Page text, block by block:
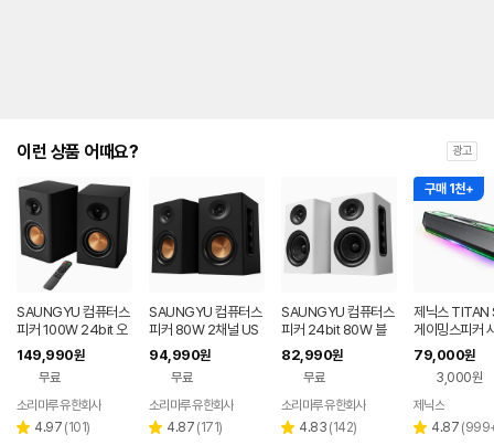
이런 상품 어때요? 광고
SAUNGYU 컴퓨터스
피커 100W 24bit 오
디오 2채널 PC 유선
블루투스 연결
149,990원
무료
소리마루 유한회사
별 4.97 리
(101)
SAUNGYU 컴퓨터스
피커 80W 2채널 US
B DAC 옵티컬 유선 연
결 블루투스 스피커
94,990원
무료
소리마루 유한회사
별 4.87 리
(171)
SAUNGYU 컴퓨터스
피커 24bit 80W 블
루투스 USB DAC AU
X 옵티컬 연결
82,990원
무료
소리마루 유한회사
별 4.83 리
(142)
구매 1천+
제닉스 TITAN
게이밍스피커
바 컴퓨터스피
79,000원
3,000원
페이
제닉스
별 4.87 리
(